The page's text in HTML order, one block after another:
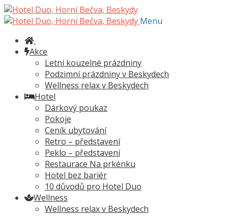
Přeskočit
na
Přejít
k
webu
Menu
Akce
Letní kouzelné prázdniny
Podzimní prázdniny v Beskydech
Wellness relax v Beskydech
Hotel
Dárkový poukaz
Pokoje
Ceník ubytování
Retro – představení
Peklo – představení
Restaurace Na prkénku
Hotel bez bariér
10 důvodů pro Hotel Duo
Wellness
Wellness relax v Beskydech